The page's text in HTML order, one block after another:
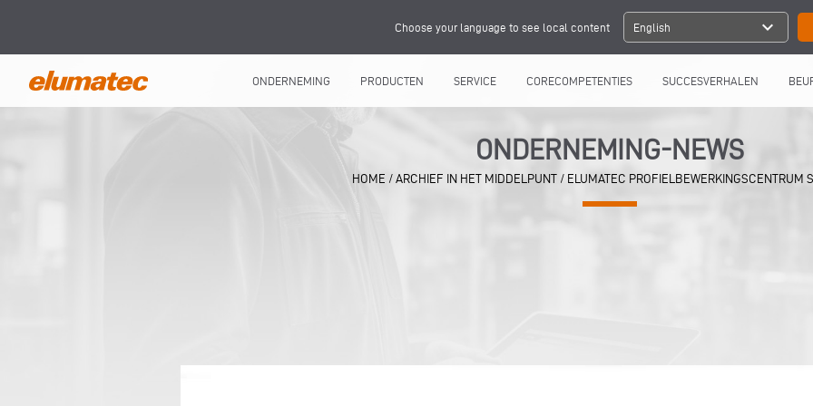
Choose your language to see local content English expand_more
ONDERNEMING PRODUCTEN SERVICE CORECOMPETENTIES SUCCESVERHALEN
ONDERNEMING-NEWS
HOME / ARCHIEF IN HET MIDDELPUNT / ELUMATEC PROFIELBEWERKINGSCENTRUM